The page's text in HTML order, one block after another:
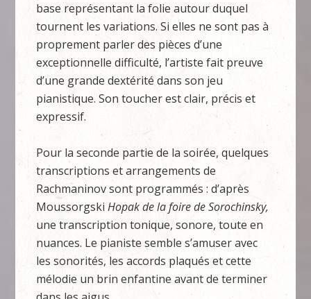
base représentant la folie autour duquel
tournent les variations. Si elles ne sont pas à
proprement parler des pièces d’une
exceptionnelle difficulté, l’artiste fait preuve
d’une grande dextérité dans son jeu
pianistique. Son toucher est clair, précis et
expressif.
Pour la seconde partie de la soirée, quelques
transcriptions et arrangements de
Rachmaninov sont programmés : d’après
MoussorgskiHopak de la foire de Sorochinsky,
une transcription tonique, sonore, toute en
nuances. Le pianiste semble s’amuser avec
les sonorités, les accords plaqués et cette
mélodie un brin enfantine avant de terminer